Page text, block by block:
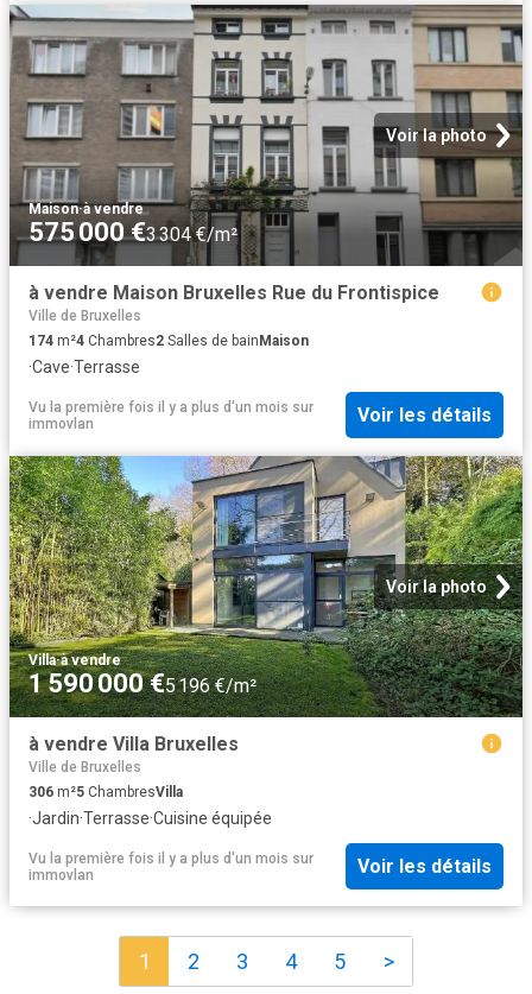
Voir la photo
Maison·à vendre
575 000 €3 304 €/m²
à vendre Maison Bruxelles Rue du Frontispice
Ville de Bruxelles
174 m²4 Chambres2 Salles de bain Maison
·Cave·Terrasse
Vu la première fois il y a plus d'un mois sur
immovlan
Voir les détails
Voir la photo
Villa·à vendre
1 590 000 €5 196 €/m²
à vendre Villa Bruxelles
Ville de Bruxelles
306 m²5 ChambresVilla
·Jardin·Terrasse·Cuisine équipée
Vu la première fois il y a plus d'un mois sur
immovlan
Voir les détails
1 2 3 4 5 >